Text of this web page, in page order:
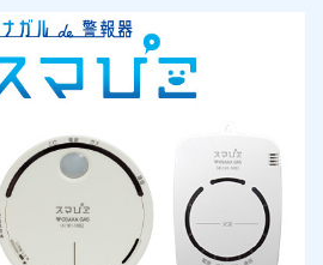
ス」への切り替えについて
が選ばれる理由
気の
使用開始
の申込
気の
使用中止 の申込
ト
ション
ーション トップ
Daigasコラム
紹介ムービー集
ケート結果